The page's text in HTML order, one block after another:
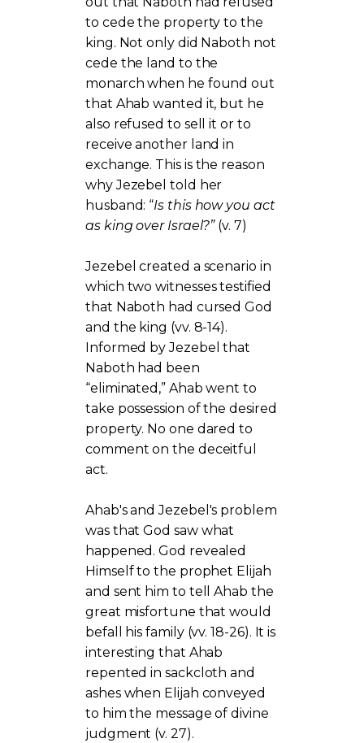
to cede the property to the
king. Not only did Naboth not
cede the land to the
monarch when he found out
that Ahab wanted it, but he
also refused to sell it or to
receive another land in
exchange. This is the reason
why Jezebel told her
husband: “Is this how you act
as king over Israel?”(v. 7)
Jezebel created a scenario in
which two witnesses testified
that Naboth had cursed God
and the king (vv. 8-14).
Informed by Jezebel that
Naboth had been
“eliminated,” Ahab went to
take possession of the desired
property. No one dared to
comment on the deceitful
act.
Ahab's and Jezebel's problem
was that God saw what
happened. God revealed
Himself to the prophet Elijah
and sent him to tell Ahab the
great misfortune that would
befall his family (vv. 18-26). It is
interesting that Ahab
repented in sackcloth and
ashes when Elijah conveyed
to him the message of divine
judgment (v. 27).